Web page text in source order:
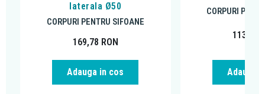
laterala Ø50
CORPURI PENTRU SIFOANE
169,78 RON
Adauga in cos
CORPURI
113,12
Adauga